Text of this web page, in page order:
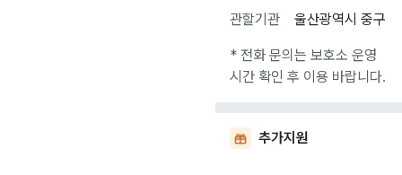
관할기관
울산광역시 중구
* 전화 문의는 보호소 운영
시간 확인 후 이용 바랍니다.
추가지원